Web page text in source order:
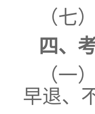
（七
四、
（一
早退、